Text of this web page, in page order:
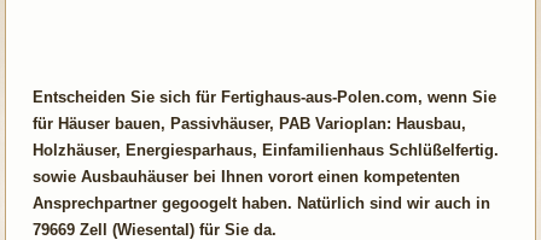
Entscheiden Sie sich für Fertighaus-aus-Polen.com, wenn Sie
für Häuser bauen, Passivhäuser, PAB Varioplan: Hausbau,
Holzhäuser, Energiesparhaus, Einfamilienhaus Schlüßelfertig.
sowie Ausbauhäuser bei Ihnen vorort einen kompetenten
Ansprechpartner gegoogelt haben. Natürlich sind wir auch in
79669 Zell (Wiesental) für Sie da.